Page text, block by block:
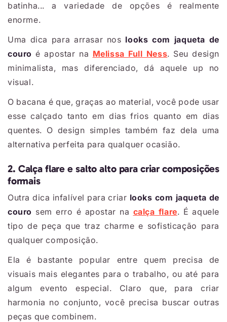
batinha... a variedade de opções é realmente
enorme.
Uma dica para arrasar nos looks com jaqueta de
couro é apostar na Melissa Full Ness. Seu design
minimalista, mas diferenciado, dá aquele up no
visual.
O bacana é que, graças ao material, você pode usar
esse calçado tanto em dias frios quanto em dias
quentes. O design simples também faz dela uma
alternativa perfeita para qualquer ocasião.
2. Calça flare e salto alto para criar composições
formais
Outra dica infalível para criar looks com jaqueta de
couro sem erro é apostar na calça flare. É aquele
tipo de peça que traz charme e sofisticação para
qualquer composição.
Ela é bastante popular entre quem precisa de
visuais mais elegantes para o trabalho, ou até para
algum evento especial. Claro que, para criar
harmonia no conjunto, você precisa buscar outras
peças que combinem.